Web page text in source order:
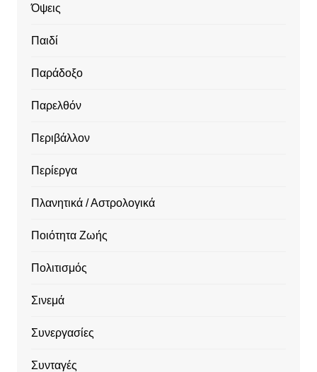
Όψεις
Παιδί
Παράδοξο
Παρελθόν
Περιβάλλον
Περίεργα
Πλανητικά / Αστρολογικά
Ποιότητα Ζωής
Πολιτισμός
Σινεμά
Συνεργασίες
Συνταγές